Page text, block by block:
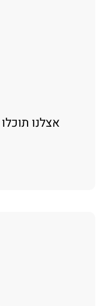
אצלנו